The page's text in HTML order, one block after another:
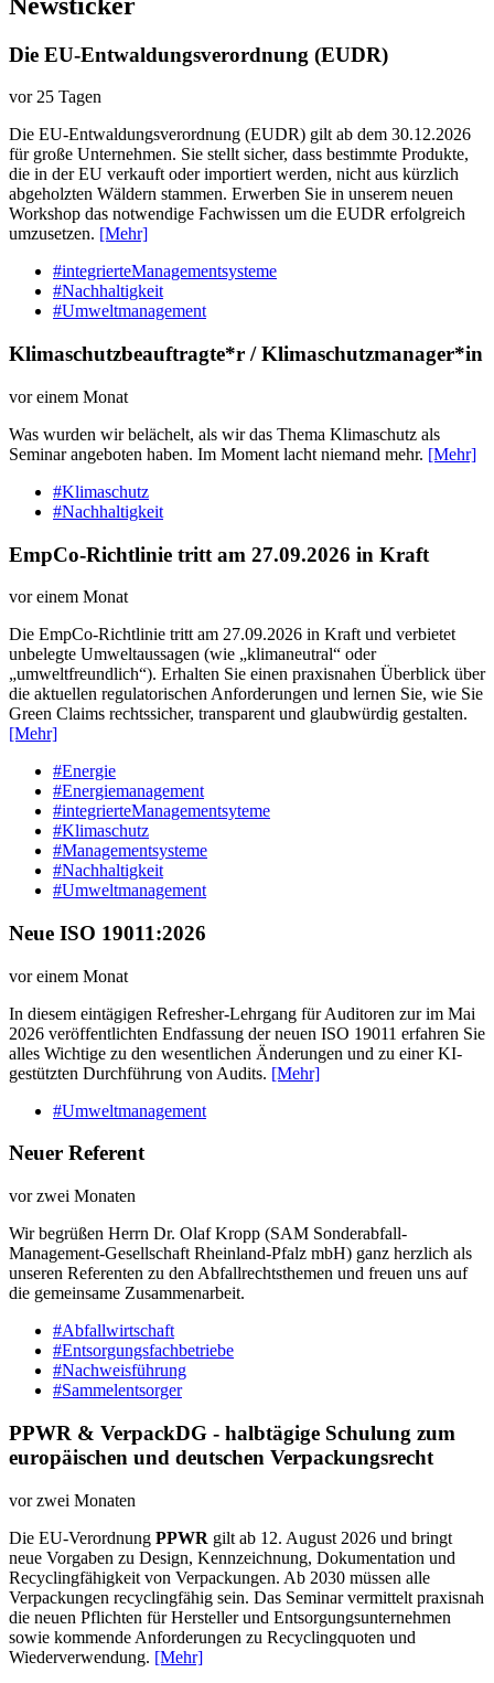
Die EU-Entwaldungsverordnung (EUDR)
vor 25 Tagen
Die EU-Entwaldungsverordnung (EUDR) gilt ab dem 30.12.2026
für große Unternehmen. Sie stellt sicher, dass bestimmte Produkte,
die in der EU verkauft oder importiert werden, nicht aus kürzlich
abgeholzten Wäldern stammen. Erwerben Sie in unserem neuen
Workshop das notwendige Fachwissen um die EUDR erfolgreich
umzusetzen. [Mehr]
#integrierteManagementsysteme
#Nachhaltigkeit
#Umweltmanagement
Klimaschutzbeauftragte*r / Klimaschutzmanager*in
vor einem Monat
Was wurden wir belächelt, als wir das Thema Klimaschutz als
Seminar angeboten haben. Im Moment lacht niemand mehr. [Mehr]
#Klimaschutz
#Nachhaltigkeit
EmpCo-Richtlinie tritt am 27.09.2026 in Kraft
vor einem Monat
Die EmpCo-Richtlinie tritt am 27.09.2026 in Kraft und verbietet
unbelegte Umweltaussagen (wie „klimaneutral“ oder
„umweltfreundlich“). Erhalten Sie einen praxisnahen Überblick über
die aktuellen regulatorischen Anforderungen und lernen Sie, wie Sie
Green Claims rechtssicher, transparent und glaubwürdig gestalten.
[Mehr]
#Energie
#Energiemanagement
#integrierteManagementsyteme
#Klimaschutz
#Managementsysteme
#Nachhaltigkeit
#Umweltmanagement
Neue ISO 19011:2026
vor einem Monat
In diesem eintägigen Refresher-Lehrgang für Auditoren zur im Mai
2026 veröffentlichten Endfassung der neuen ISO 19011 erfahren Sie
alles Wichtige zu den wesentlichen Änderungen und zu einer KI-
gestützten Durchführung von Audits. [Mehr]
#Umweltmanagement
Neuer Referent
vor zwei Monaten
Wir begrüßen Herrn Dr. Olaf Kropp (SAM Sonderabfall-
Management-Gesellschaft Rheinland-Pfalz mbH) ganz herzlich als
unseren Referenten zu den Abfallrechtsthemen und freuen uns auf
die gemeinsame Zusammenarbeit.
#Abfallwirtschaft
#Entsorgungsfachbetriebe
#Nachweisführung
#Sammelentsorger
PPWR & VerpackDG - halbtägige Schulung zum
europäischen und deutschen Verpackungsrecht
vor zwei Monaten
Die EU-Verordnung PPWR gilt ab 12. August 2026 und bringt
neue Vorgaben zu Design, Kennzeichnung, Dokumentation und
Recyclingfähigkeit von Verpackungen. Ab 2030 müssen alle
Verpackungen recyclingfähig sein. Das Seminar vermittelt praxisnah
die neuen Pflichten für Hersteller und Entsorgungsunternehmen
sowie kommende Anforderungen zu Recyclingquoten und
Wiederverwendung. [Mehr]